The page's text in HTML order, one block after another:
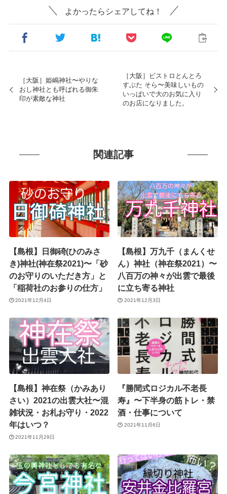
よかったらシェアしてね！
［大阪］姫嶋神社〜やりな
おし神社とも呼ばれる御朱
印が素敵な神社
［大阪］ビストロとんとろ
すぶた そら〜美味しいもの
いっぱいで大のお気に入り
のお店になりました。
関連記事
【島根】日御碕(ひのみさ
き)神社(神在祭2021)〜「砂
のお守りのいただき方」と
「稲荷社のお参りの仕方」
2021年12月4日
【島根】万九千（まんくせ
ん）神社（神在祭2021）〜
八百万の神々が出雲で最後
に立ち寄る神社
2021年12月3日
【島根】神在祭（かみあり
さい）2021の出雲大社〜混
雑状況・お札お守り・2022
年はいつ？
2021年11月29日
『勝間式ロジカル不老長
寿』〜下半身の筋トレ・禁
酒・仕事について
2021年11月6日